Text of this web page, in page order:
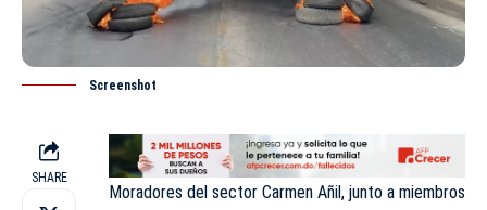
Screenshot
SHARE
Moradores del sector Carmen Añil, junto a miembros